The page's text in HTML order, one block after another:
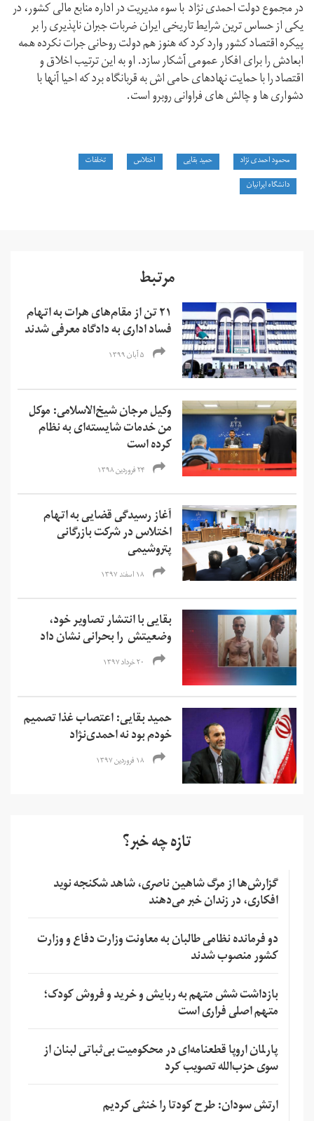
در مجموع دولت احمدی نژاد با سوء مدیریت در اداره منابع مالی کشور، در
یکی از حساس ترین شرایط تاریخی ایران ضربات جبران ناپذیری را بر
پیکره اقتصاد کشور وارد کرد که هنوز هم دولت روحانی جرات نکرده همه
ابعادش را برای افکار عمومی آشکار سازد. او به این ترتیب اخلاق و
اقتصاد را با حمایت نهادهای حامی اش به قربانگاه برد که احیا آنها با
دشواری ها و چالش های فراوانی روبرو است.
محمود احمدی نژاد حمید بقایی اختلاس
تخلفات
دانشگاه ایرانیان
مرتبط
٢١ تن از مقام‌های هرات به اتهام
فساد اداری به دادگاه معرفی شدند
۵ آبان ۱۳۹۹
وکیل مرجان شیخ‌الاسلامی: موکل
من خدمات شایسته‌ای به نظام
کرده است
۲۴ فروردین ۱۳۹۸
آغاز رسیدگی‌ قضایی به اتهام‌
اختلاس در شرکت بازرگانی
پتروشیمی
۱۸ اسفند ۱۳۹۷
بقایی با انتشار تصاویر خود،
وضعیتش را بحرانی نشان داد
۲۰ خرداد ۱۳۹۷
حمید بقایی: اعتصاب غذا تصمیم
خودم بود نه احمدی‌نژاد
۱۸ فروردین ۱۳۹۷
تازه چه خبر؟
گزارش‌ها از مرگ شاهین ناصری، شاهد شکنجه نوید
افکاری، در زندان خبر می‌دهند
دو فرمانده نظامی طالبان به معاونت وزارت دفاع و وزارت
کشور منصوب شدند
بازداشت شش متهم به ربایش و خرید و فروش کودک؛
متهم اصلی فراری است
پارلمان اروپا قطعنامه‌ای در محکومیت بی‌ثباتی لبنان از
سوی حزب‌الله تصویب کرد
ارتش سودان: طرح کودتا را خنثی کردیم